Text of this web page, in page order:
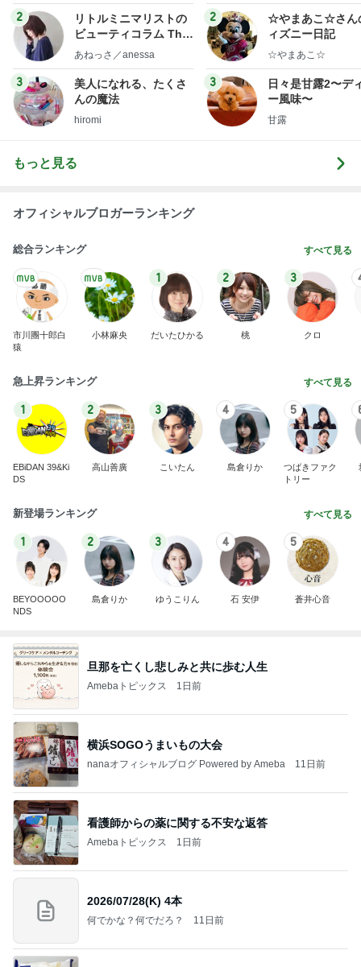
2
リトルミニマリストの
ビューティコラム The
little minimalist's bea
あねっさ／anessa
3
美人になれる、たくさ
んの魔法
hiromi
ログ
2
☆やまあこ☆さん
ィズニー日記
☆やまあこ☆
3
日々是甘露2〜デ
ー風味〜
甘露
もっと見る
オフィシャルブロガーランキング
総合ランキング すべて見る
市川團十郎白
猿
小林麻央
1
だいたひかる
2
桃
3
クロ
急上昇ランキング すべて見る
1
EBiDAN 39&Ki
DS
2
高山善廣
3
こいたん
4
島倉りか
5
つばきファク
トリー
新登場ランキング すべて見る
1
BEYOOOOO
NDS
2
島倉りか
3
ゆうこりん
4
石 安伊
5
蒼井心音
旦那を亡くし悲しみと共に歩む人生
Amebaトピックス 1日前
横浜SOGOうまいもの大会
nanaオフィシャルブログ Powered by Ameba 11日前
看護師からの薬に関する不安な返答
Amebaトピックス 1日前
2026/07/28(K) 4本
何でかな？何でだろ？ 11日前